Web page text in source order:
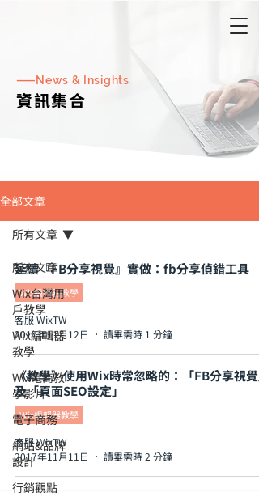
——​News & Insights
資訊集合
全部文章
所有文章
Wix台灣用
戶教學
Wix編輯器
教學
Wix電商教
學影片
電子商務
網站&品牌
設計
行銷觀點
所有文章
延續『FB分享視覺』實做：fb分享偵錯工具
Wix編輯器教學
客服 WixTW
2017年11月12日
讀畢需時 1 分鐘
《教學》使用Wix時常忽略的：「FB分享視覺
及「頁面SEO設定」
Wix編輯器教學
客服 WixTW
2017年11月11日
讀畢需時 2 分鐘